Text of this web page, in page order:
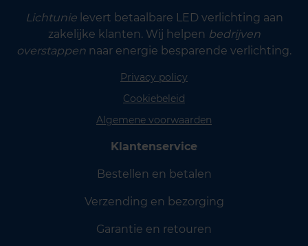
Lichtunielevert betaalbare LED verlichting aan
zakelijke klanten. Wij helpen bedrijven
overstappen naar energie besparende verlichting.
Privacy policy
Cookiebeleid
Algemene voorwaarden
Klantenservice
Bestellen en betalen
Verzending en bezorging
Garantie en retouren